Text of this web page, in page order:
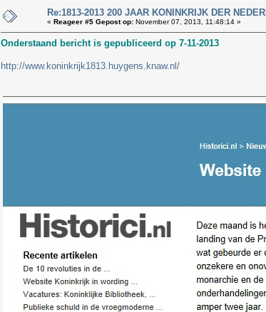
Re:1813-2013 200 JAAR KONINKRIJK DER
« Reageer #5 Gepost op: November 07, 2013, 11:48:14 »
Onderstaand bericht is gepubliceerd op 7-11-2013
http://www.koninkrijk1813.huygens.knaw.nl/